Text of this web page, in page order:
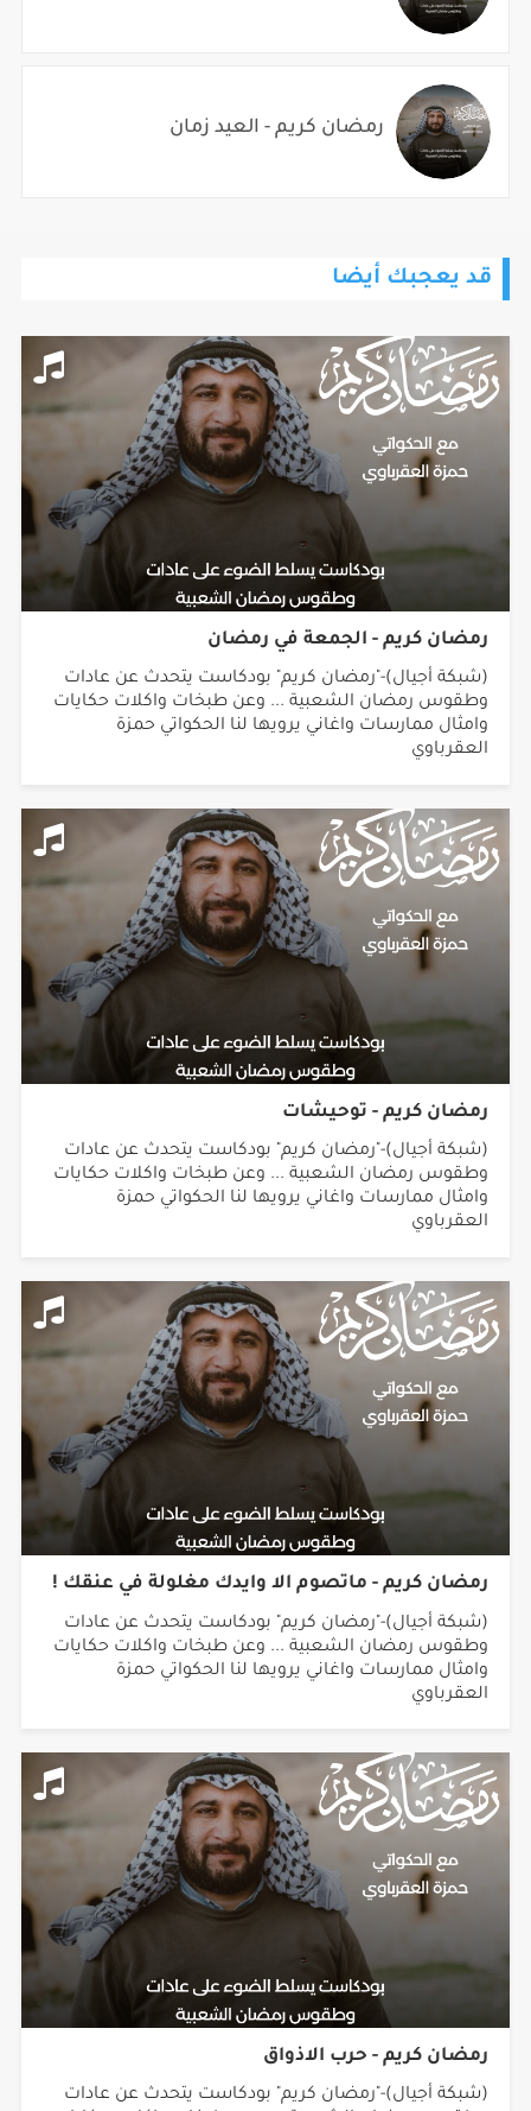
رمضان كريم - العيد زمان
قد يعجبك أيضا
رمضان كريم - الجمعة في رمضان
(شبكة أجيال)-"رمضان كريم" بودكاست يتحدث عن عادات
وطقوس رمضان الشعبية ... وعن طبخات واكلات حكايات
وامثال ممارسات واغاني يرويها لنا الحكواتي حمزة
العقرباوي
رمضان كريم - توحيشات
(شبكة أجيال)-"رمضان كريم" بودكاست يتحدث عن عادات
وطقوس رمضان الشعبية ... وعن طبخات واكلات حكايات
وامثال ممارسات واغاني يرويها لنا الحكواتي حمزة
العقرباوي
رمضان كريم - ماتصوم الا وايدك مغلولة في عنقك !
(شبكة أجيال)-"رمضان كريم" بودكاست يتحدث عن عادات
وطقوس رمضان الشعبية ... وعن طبخات واكلات حكايات
وامثال ممارسات واغاني يرويها لنا الحكواتي حمزة
العقرباوي
رمضان كريم - حرب الاذواق
(شبكة أجيال)-"رمضان كريم" بودكاست يتحدث عن عادات